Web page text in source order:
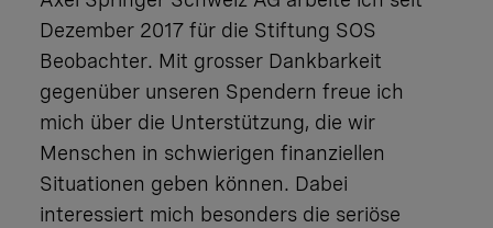
Dezember 2017 für die Stiftung SOS
Beobachter. Mit grosser Dankbarkeit
gegenüber unseren Spendern freue ich
mich über die Unterstützung, die wir
Menschen in schwierigen finanziellen
Situationen geben können. Dabei
interessiert mich besonders die seriöse